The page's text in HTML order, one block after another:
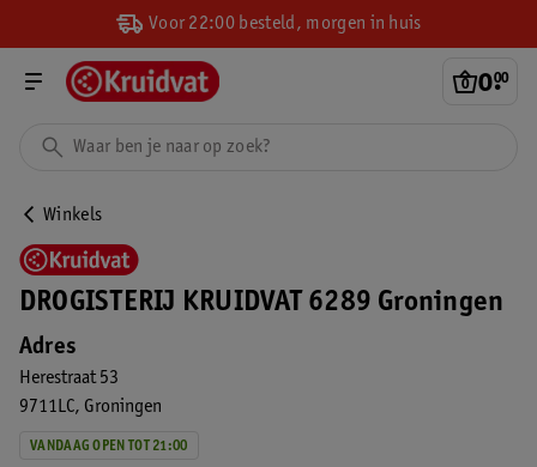
Voor 22:00 besteld, morgen in huis
0.
00
Winkels
DROGISTERIJ KRUIDVAT 6289 Groningen
Adres
Herestraat 53
9711LC Groningen
VANDAAG OPEN TOT 21:00